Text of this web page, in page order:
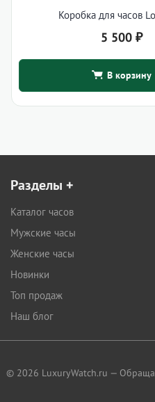
Коробка для часов
5 500 ₽
В корзину
Разделы +
Каталог часов
Мужские часы
Женские часы
Новинки
Топ продаж
Наш блог
© 2026 LuxuryWatch.ru —